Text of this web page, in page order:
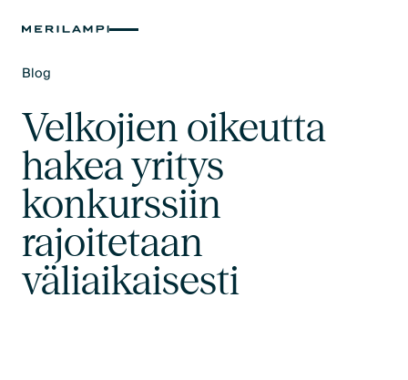
Blog
Velkojien oikeutta
hakea yritys
konkurssiin
rajoitetaan
väliaikaisesti